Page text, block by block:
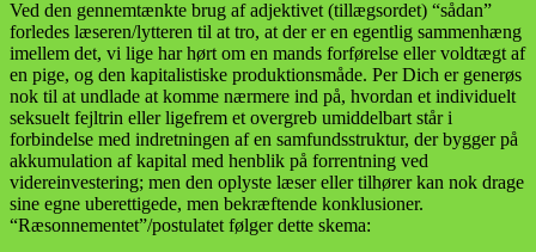
Ved den gennemtænkte brug af adjektivet (tillægsordet) “sådan”
forledes læseren/lytteren til at tro, at der er en egentlig sammenhæng
imellem det, vi lige har hørt om en mands forførelse eller voldtægt af
en pige, og den kapitalistiske produktionsmåde. Per Dich er generøs
nok til at undlade at komme nærmere ind på, hvordan et individuelt
seksuelt fejltrin eller ligefrem et overgreb umiddelbart står i
forbindelse med indretningen af en samfundsstruktur, der bygger på
akkumulation af kapital med henblik på forrentning ved
videreinvestering; men den oplyste læser eller tilhører kan nok drage
sine egne uberettigede, men bekræftende konklusioner.
“Ræsonnementet”/postulatet følger dette skema: